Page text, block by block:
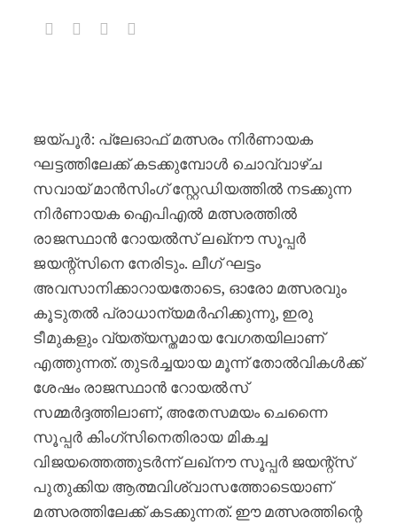
ജയ്പൂർ: പ്ലേഓഫ് മത്സരം നിർണായക
ഘട്ടത്തിലേക്ക് കടക്കുമ്പോൾ ചൊവ്വാഴ്ച
സവായ് മാൻസിംഗ് സ്റ്റേഡിയത്തിൽ നടക്കുന്ന
നിർണായക ഐപിഎൽ മത്സരത്തിൽ
രാജസ്ഥാൻ റോയൽസ് ലഖ്‌നൗ സൂപ്പർ
ജയന്റ്‌സിനെ നേരിടും. ലീഗ് ഘട്ടം
അവസാനിക്കാറായതോടെ, ഓരോ മത്സരവും
കൂടുതൽ പ്രാധാന്യമർഹിക്കുന്നു, ഇരു
ടീമുകളും വ്യത്യസ്തമായ വേഗതയിലാണ്
എത്തുന്നത്. തുടർച്ചയായ മൂന്ന് തോൽവികൾക്ക്
ശേഷം രാജസ്ഥാൻ റോയൽസ്
സമ്മർദ്ദത്തിലാണ്, അതേസമയം ചെന്നൈ
സൂപ്പർ കിംഗ്‌സിനെതിരായ മികച്ച
വിജയത്തെത്തുടർന്ന് ലഖ്‌നൗ സൂപ്പർ ജയന്റ്‌സ്
പുതുക്കിയ ആത്മവിശ്വാസത്തോടെയാണ്
മത്സരത്തിലേക്ക് കടക്കുന്നത്. ഈ മത്സരത്തിന്റെ